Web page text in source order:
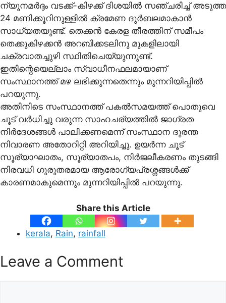
ന്യൂനമര്‍ദ്ദം വടക്ക്-കിഴക്ക് ദിശയില്‍ സഞ്ചരിച്ച് അടുത്ത
24 മണിക്കൂറിനുള്ളില്‍ ക്രമേണ ദുര്‍ബലമാകാന്‍
സാധ്യതയുണ്ട്. തെക്കന്‍ കേരള തീരത്തിന് സമീപം
തെക്കുകിഴക്കന്‍ അറബിക്കടലിനു മുകളിലായി
ചക്രവാതച്ചുഴി സ്ഥിതിചെയ്യുന്നുണ്ട്.
ഇതിന്റെയെല്ലാം സ്വാധീനഫലമായാണ്
സംസ്ഥാനത്ത് മഴ ലഭിക്കുന്നതെന്നും മുന്നറിയിപ്പില്‍
പറയുന്നു.
അതിനിടെ സംസ്ഥാനത്ത് പകല്‍സമയത്ത് പൊതുവെ
ചൂട് വര്‍ധിച്ചു വരുന്ന സാഹചര്യത്തില്‍ ജാഗ്രത
നിര്‍ദേശങ്ങള്‍ പാലിക്കണമെന്ന് സംസ്ഥാന ദുരന്ത
നിവാരണ അതോറിറ്റി അറിയിച്ചു. ഉയര്‍ന്ന ചൂട്
സൂര്യാഘാതം, സൂര്യാതപം, നിര്‍ജലീകരണം തുടങ്ങി
നിരവധി ഗുരുതരമായ ആരോഗ്യപ്രശ്നങ്ങള്‍ക്ക്
കാരണമാകുമെന്നും മുന്നറിയിപ്പില്‍ പറയുന്നു.
Share this Article
kerala, Rain, rainfall
Leave a Comment